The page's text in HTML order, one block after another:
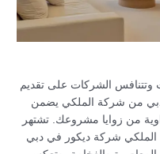
وتتنافس الشركات على تقديم
دبي من شركة الملكي يضمن
من زوايا مشروعك. تشتهر
الملكي شركة ديكور في دبي